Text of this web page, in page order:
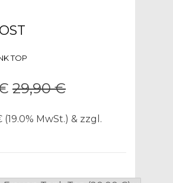
TOP
29,90 €
(19.0% MwSt.) & zzgl.